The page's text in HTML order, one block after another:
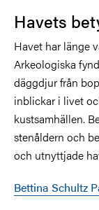
Havets
Havet har länge
Arkeologiska
däggdjur från
inblickar i livet
kustsamhällen.
stenåldern och
och utnyttjade
Bettina Schultz